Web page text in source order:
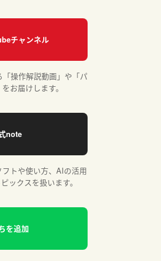
操作解説動画」や「パ
お届けします。
トや使い方、AIの活用
ックスを扱います。